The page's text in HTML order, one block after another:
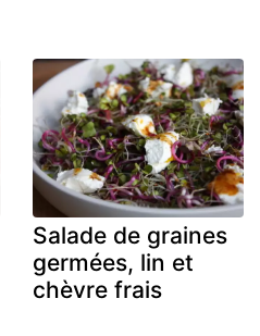
Salade de graines
germées, lin et
chèvre frais